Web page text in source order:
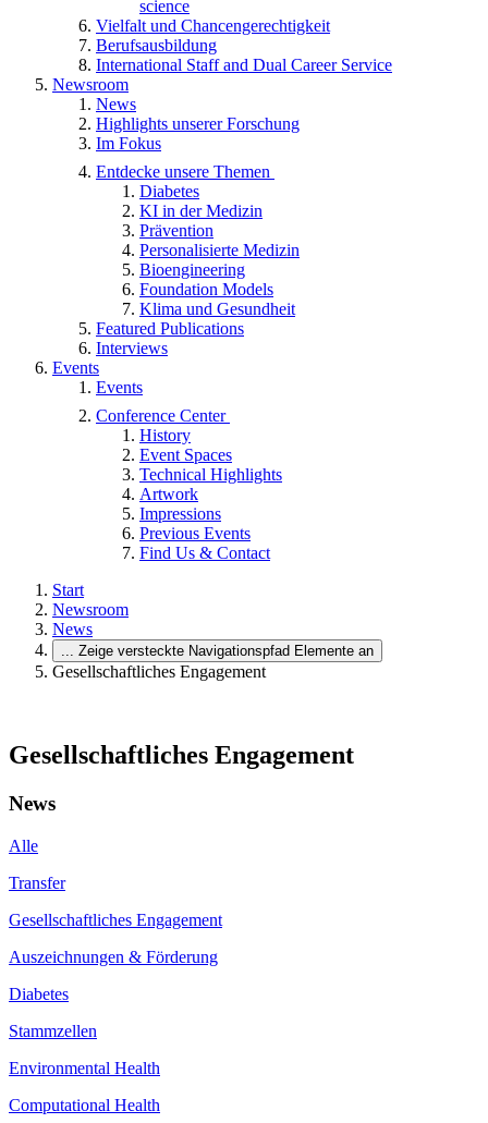
science
Vielfalt und Chancengerechtigkeit
Berufsausbildung
International Staff and Dual Career Service
Newsroom
News
Highlights unserer Forschung
Im Fokus
Entdecke unsere Themen
Diabetes
KI in der Medizin
Prävention
Personalisierte Medizin
Bioengineering
Foundation Models
Klima und Gesundheit
Featured Publications
Interviews
Events
Events
Conference Center
History
Event Spaces
Technical Highlights
Artwork
Impressions
Previous Events
Find Us & Contact
Start
Newsroom
News
... Zeige versteckte Navigationspfad Elemente an
Gesellschaftliches Engagement
Gesellschaftliches Engagement
News
Alle
Transfer
Gesellschaftliches Engagement
Auszeichnungen & Förderung
Diabetes
Stammzellen
Environmental Health
Computational Health